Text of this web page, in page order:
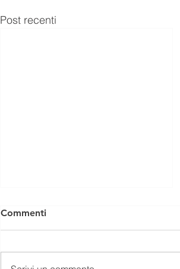
Post recenti
Commenti